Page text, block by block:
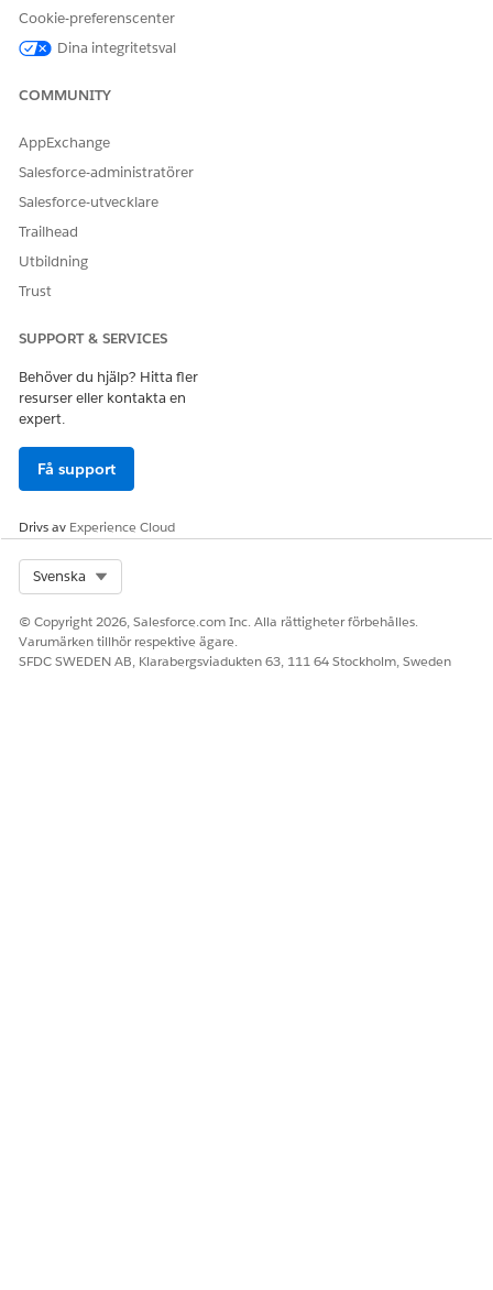
Ändra en användningsbaserad produkt
Ändra priser, bidrag eller kvantiteter för en befintlig
Förstå hur systemet räknar om bidrag när du ändrar
Cookie-preferenscenter
Dina integritetsval
COMMUNITY
AppExchange
Salesforce-administratörer
Salesforce-utvecklare
Trailhead
Utbildning
Trust
SUPPORT & SERVICES
Behöver du hjälp? Hitta fler
resurser eller kontakta en
expert.
Få support
Drivs av Experience Cloud
Svenska
© Copyright 2026, Salesforce.com Inc. Alla rättigheter förbehålles.
Varumärken tillhör respektive ägare.
SFDC SWEDEN AB, Klarabergsviadukten 63, 111 64 Stockholm, Sweden